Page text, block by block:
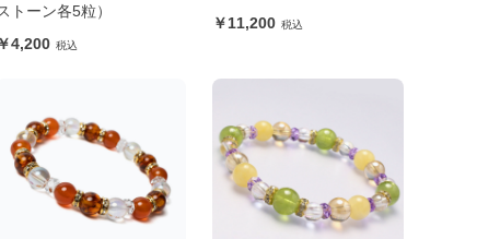
トーン各5粒）
4,200
11,200